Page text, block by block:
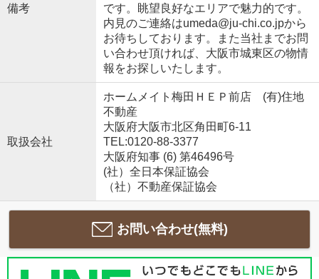
備考
です。眺望良好なエリアで魅力的です。
内見のご連絡はumeda@ju-chi.co.jpから
お待ちしております。また当社までお問
い合わせ頂ければ、大阪市城東区の物情
報をお探しいたします。
取扱会社
ホームメイト梅田ＨＥＰ前店 (有)住地
不動産
大阪府大阪市北区角田町6-11
TEL:0120-88-3377
大阪府知事 (6) 第46496号
(社）全日本保証協会
（社）不動産保証協会
お問い合わせ(無料)